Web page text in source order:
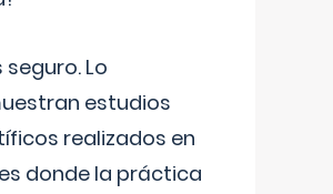
seguro. Lo
estudios
realizados en
donde la práctica